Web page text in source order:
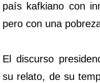
país kafkiano con
pero con una
El discurso
su relato, de su